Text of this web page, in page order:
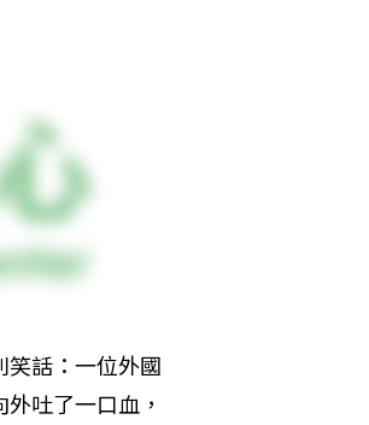
笑話：一位外國
吐了一口血，